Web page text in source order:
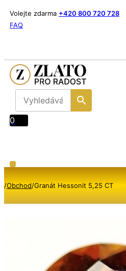
Volejte zdarma +420 800 720 728
FAQ
0
/Obchod/Granát Hessonit 5,25 CT